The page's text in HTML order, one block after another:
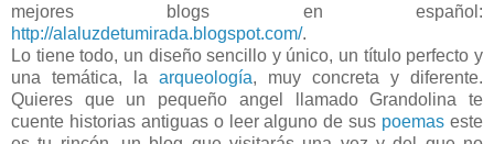
mejores blogs en español:
http://alaluzdetumirada.blogspot.com/.
Lo tiene todo, un diseño sencillo y único, un título perfecto y
una temática, la arqueología, muy concreta y diferente.
Quieres que un pequeño angel llamado Grandolina te
cuente historias antiguas o leer alguno de sus poemas este